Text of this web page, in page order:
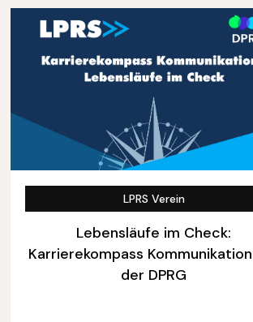
LPRS Verein
Lebensläufe im Check:
Karrierekompass
der DPRG